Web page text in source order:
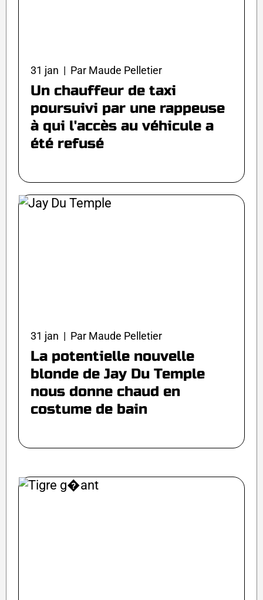
31 jan | Par Maude Pelletier
Un chauffeur de taxi
poursuivi par une rappeuse
à qui l'accès au véhicule a
été refusé
31 jan | Par Maude Pelletier
La potentielle nouvelle
blonde de Jay Du Temple
nous donne chaud en
costume de bain